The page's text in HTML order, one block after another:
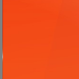
tuần, nhà
để phụ huynh
đăng tải thực
trên ứng dụng,
quan và đầy đủ.